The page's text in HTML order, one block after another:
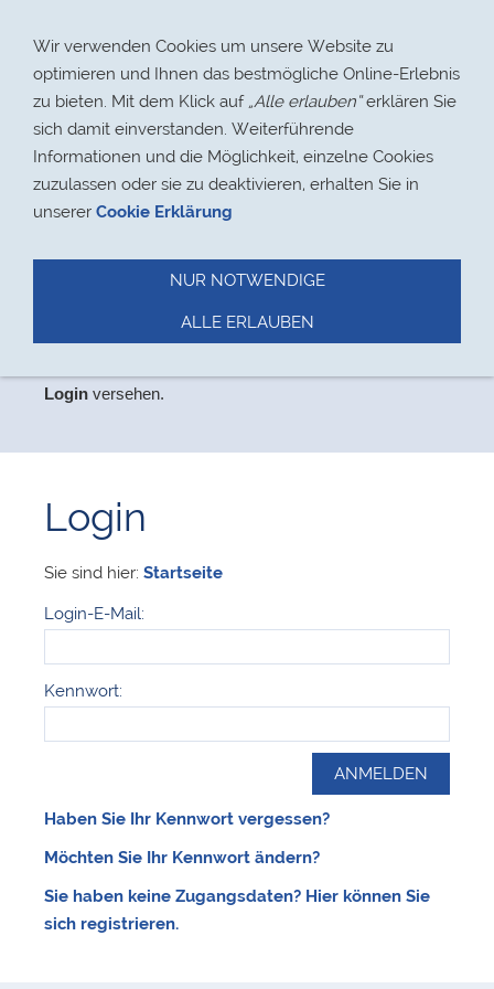
> 17.08.2021
Datenschutz
Login versehen.
Login
Sie sind hier: Startseite
Login-E-Mail:
Kennwort:
Haben Sie Ihr Kennwort vergessen?
Möchten Sie Ihr Kennwort ändern?
Sie haben keine Zugangsdaten? Hier können Sie
sich registrieren.
Wir verwenden Cookies um unsere Website zu
optimieren und Ihnen das bestmögliche Online-Erlebnis
zu bieten. Mit dem Klick auf „Alle erlauben“erklären Sie
sich damit einverstanden. Weiterführende
Informationen und die Möglichkeit, einzelne Cookies
zuzulassen oder sie zu deaktivieren, erhalten Sie in
unserer Cookie Erklärung
NUR NOTWENDIGE
ALLE ERLAUBEN